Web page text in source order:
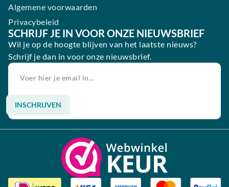
Algemene voorwaarden
Privacybeleid
SCHRIJF JE IN VOOR ONZE NIEUWSBRIEF
Wil je op de hoogte blijven van het laatste nieuws?
Schrijf je dan in voor onze nieuwsbrief.
INSCHRIJVEN
Alternative: